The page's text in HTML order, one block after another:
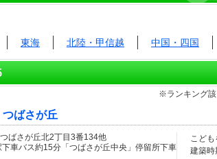
東海 北陸・甲信越 中国・四国
※ランキング該
ばさが丘
ばさが丘北2丁目3番134他
車バス約15分「つばさが丘中央」停留所下車
こども
建築時